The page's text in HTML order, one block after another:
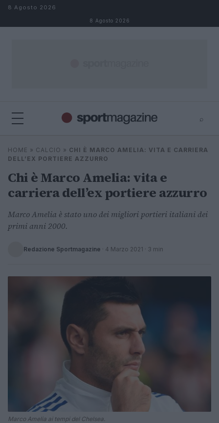
Salta al contenuto
8 Agosto 2026
8 Agosto 2026
⌕
Cerca
⌕ ×
HOME » CALCIO » CHI È MARCO AMELIA: VITA E CARRIERA
DELL’EX PORTIERE AZZURRO
Chi è Marco Amelia: vita e
carriera dell’ex portiere azzurro
Marco Amelia è stato uno dei migliori portieri italiani dei
primi anni 2000.
Redazione Sportmagazine · 4 Marzo 2021 · 3 min
Marco Amelia ai tempi del Chelsea.